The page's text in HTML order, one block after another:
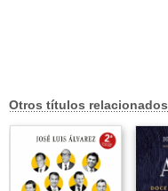
Otros títulos relacionados